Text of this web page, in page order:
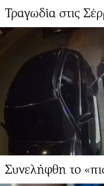
Τραγωδία στις
Συνελήφθη το